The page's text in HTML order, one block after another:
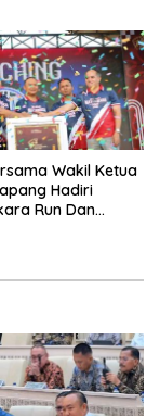
Wakil Ketua
Hadiri
Run Dan